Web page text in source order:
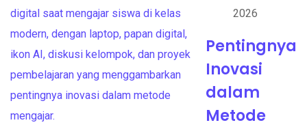
2026
Pentingnya
Inovasi
dalam
Metode